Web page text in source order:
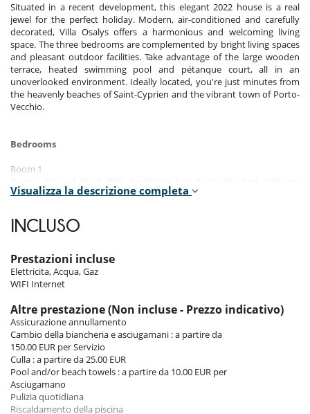
Situated in a recent development, this elegant 2022 house is a real
jewel for the perfect holiday. Modern, air-conditioned and carefully
decorated, Villa Osalys offers a harmonious and welcoming living
space. The three bedrooms are complemented by bright living spaces
and pleasant outdoor facilities. Take advantage of the large wooden
terrace, heated swimming pool and pétanque court, all in an
unoverlooked environment. Ideally located, you're just minutes from
the heavenly beaches of Saint-Cyprien and the vibrant town of Porto-
Vecchio.
Bedrooms
Room 1
Bathroom private, with shower. WC in the bathroom. This bedroom
Room 2
Bathroom shared, with shower. WC are shared. This bedroom includes
also air conditioning.
Room, Ground level. Bathroom shared, with shower. WC are shared.
This bedroom includes also air conditioning.
Indoors
The interiors reflect the best of contemporary design with subtle
touches of Mediterranean decoration. The elegant furnishings and
choice of materials create a warm and welcoming atmosphere. The
Visualizza la descrizione completa
INCLUSO
Prestazioni incluse
Elettricita, Acqua, Gaz
WIFI Internet
Altre prestazione (Non incluse - Prezzo indicativo)
Assicurazione annullamento
Cambio della biancheria e asciugamani : a partire da
150.00 EUR per Servizio
Culla : a partire da 25.00 EUR
Pool and/or beach towels : a partire da 10.00 EUR per
Asciugamano
Pulizia quotidiana
Riscaldamento della piscina